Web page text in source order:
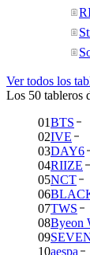
Ver todos los
Los 50 tableros
01BTS
02IVE
03DAY6
04RIIZE
05NCT
06
07TWS
08Byeon
09
10aespa